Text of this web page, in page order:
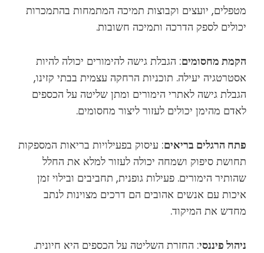
מטפלים, יועצים וקבוצות תמיכה המתמחות בהתמכרות
יכולים לספק הדרכה ותמיכה חשובות.
הקמת מחסומים: הגבלת גישה להימורים יכולה להיות
אסטרטגיה יעילה. תוכניות הרחקה עצמית בבתי קזינו,
הגבלת גישה לאתרי הימורים ומתן שליטה על הכספים
לאדם מהימן יכולים לעזור ליצור מחסומים.
פתח הרגלים בריאים: עיסוק בפעילויות בריאות המספקות
תחושת סיפוק ושמחה יכולה לעזור למלא את החלל
שהותיר הימורים. פעילות גופנית, תחביבים ובילוי זמן
איכות עם אנשים אהובים הם דרכים מצוינות לנתב
מחדש את המיקוד.
ניהול פיננסי: החזרת השליטה על הכספים היא חיונית.